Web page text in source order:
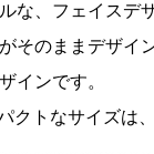
な、フェイスデ
そのままデザイ
インです。
トなサイズは、